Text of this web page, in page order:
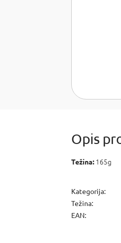
Težina: 165g
Kategorija:
Težina:
EAN: